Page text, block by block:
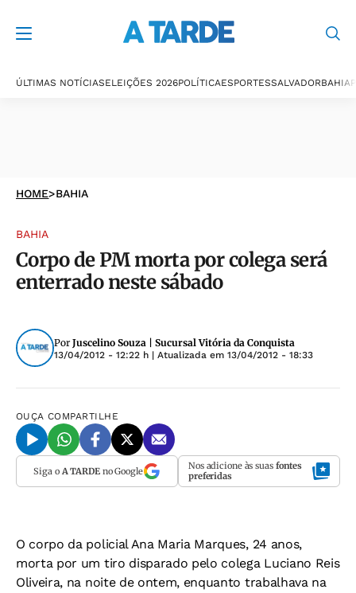
ÚLTIMAS NOTÍCIASELEIÇÕES 2026POLÍTICAESPORTESSALVADORBAHIA
HOME>BAHIA
BAHIA
Corpo de PM morta por colega será
enterrado neste sábado
Por Juscelino Souza | Sucursal Vitória da Conquista
13/04/2012 - 12:22 h | Atualizada em 13/04/2012 - 18:33
OUÇA COMPARTILHE
Siga o A TARDEno Google Nos adicione às suas fontes
preferidas
O corpo da policial Ana Maria Marques, 24 anos,
morta por um tiro disparado pelo colega Luciano Reis
Oliveira, na noite de ontem, enquanto trabalhava na